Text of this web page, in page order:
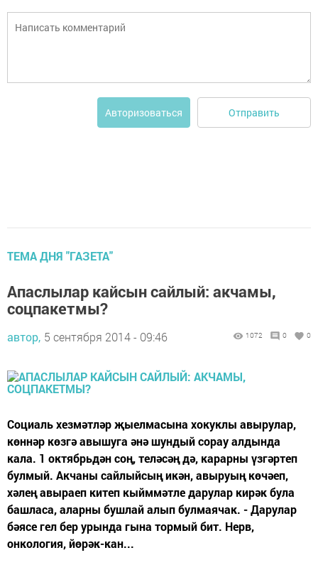
Авторизоваться Отправить
ТЕМА ДНЯ "ГАЗЕТА"
Апаслылар кайсын сайлый: акчамы,
соцпакетмы?
автор, 5 сентября 2014 - 09:46 1072 0 0
Социаль хезмәтләр җыелмасына хокуклы авырулар,
көннәр көзгә авышуга әнә шундый сорау алдында
кала. 1 октябрьдән соң, теләсәң дә, карарны үзгәртеп
булмый. Акчаны сайлыйсың икән, авыруың көчәеп,
хәлең авыраеп китеп кыйммәтле дарулар кирәк була
башласа, аларны бушлай алып булмаячак. - Дарулар
бәясе гел бер урында гына тормый бит. Нерв,
онкология, йөрәк-кан...